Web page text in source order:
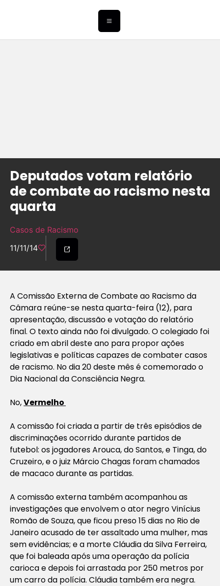
Deputados votam relatório
de combate ao racismo nesta
quarta
Casos de Racismo
11/11/14
A Comissão Externa de Combate ao Racismo da
Câmara reúne-se nesta quarta-feira (12), para
apresentação, discussão e votação do relatório
final. O texto ainda não foi divulgado. O colegiado foi
criado em abril deste ano para propor ações
legislativas e políticas capazes de combater casos
de racismo. No dia 20 deste mês é comemorado o
Dia Nacional da Consciência Negra.
No,Vermelho
A comissão foi criada a partir de três episódios de
discriminações ocorrido durante partidos de
futebol: os jogadores Arouca, do Santos, e Tinga, do
Cruzeiro, e o juiz Márcio Chagas foram chamados
de macaco durante as partidas.
A comissão externa também acompanhou as
investigações que envolvem o ator negro Vinícius
Romão de Souza, que ficou preso 15 dias no Rio de
Janeiro acusado de ter assaltado uma mulher, mas
sem evidências; e a morte Cláudia da Silva Ferreira,
que foi baleada após uma operação da polícia
carioca e depois foi arrastada por 250 metros por
um carro da polícia. Cláudia também era negra.